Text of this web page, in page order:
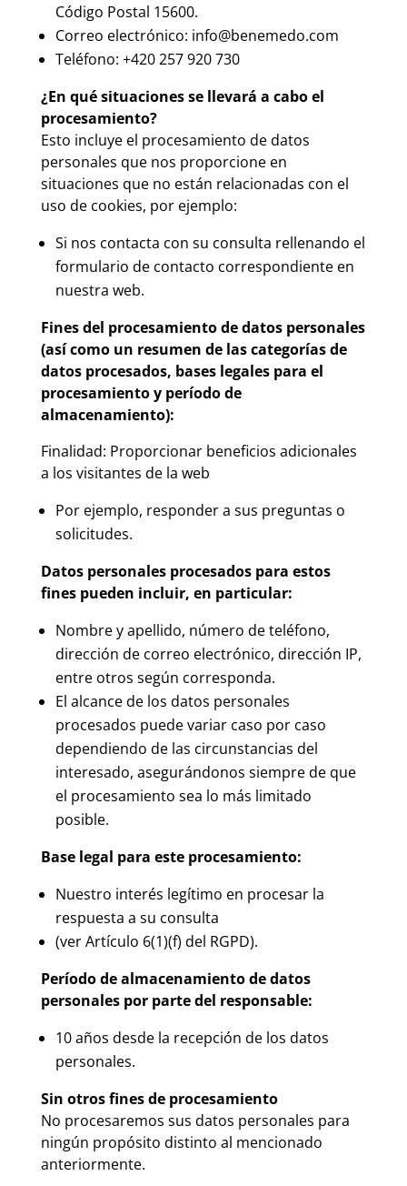
Código Postal 15600.
Correo electrónico: info@benemedo.com
Teléfono: +420 257 920 730
¿En qué situaciones se llevará a cabo el
procesamiento?
Esto incluye el procesamiento de datos
personales que nos proporcione en
situaciones que no están relacionadas con el
uso de cookies, por ejemplo:
Si nos contacta con su consulta rellenando el
formulario de contacto correspondiente en
nuestra web.
Fines del procesamiento de datos personales
(así como un resumen de las categorías de
datos procesados, bases legales para el
procesamiento y período de
almacenamiento):
Finalidad: Proporcionar beneficios adicionales
a los visitantes de la web
Por ejemplo, responder a sus preguntas o
solicitudes.
Datos personales procesados para estos
fines pueden incluir, en particular:
Nombre y apellido, número de teléfono,
dirección de correo electrónico, dirección IP,
entre otros según corresponda.
El alcance de los datos personales
procesados puede variar caso por caso
dependiendo de las circunstancias del
interesado, asegurándonos siempre de que
el procesamiento sea lo más limitado
posible.
Base legal para este procesamiento:
Nuestro interés legítimo en procesar la
respuesta a su consulta
(ver Artículo 6(1)(f) del RGPD).
Período de almacenamiento de datos
personales por parte del responsable:
10 años desde la recepción de los datos
personales.
Sin otros fines de procesamiento
No procesaremos sus datos personales para
ningún propósito distinto al mencionado
anteriormente.